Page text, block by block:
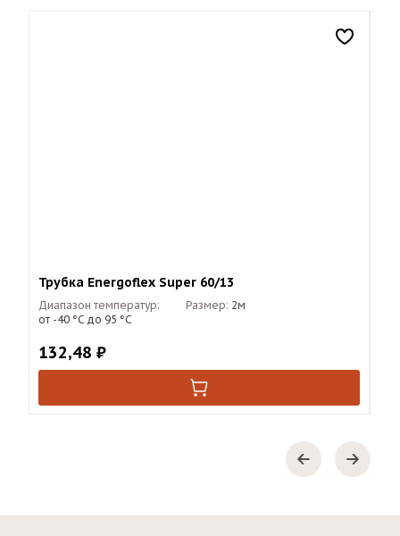
Трубка Energoflex Super 60/13
Диапазон температур:
от -40 °С до 95 °С
Размер: 2м
132,48 ₽